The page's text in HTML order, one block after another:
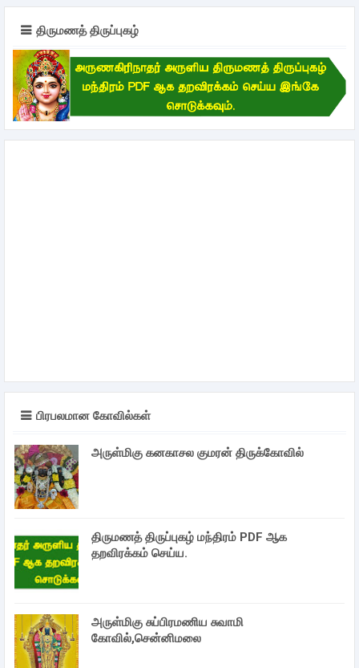
திருமணத் திருப்புகழ்
பிரபலமான கோவில்கள்
அருள்மிகு கனகாசல குமரன் திருக்கோவில்
திருமணத் திருப்புகழ் மந்திரம் PDF ஆக
தறவிரக்கம் செய்ய.
அருள்மிகு சுப்பிரமணிய சுவாமி
கோவில்,சென்னிமலை